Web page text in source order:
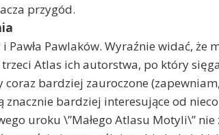
przygód.
Pawła Pawlaków. Wyraźnie widać, że
Atlas ich autorstwa, po który
bardziej zauroczone
znacznie bardziej interesujące od
uroku \”Małego Atlasu Motyli\”